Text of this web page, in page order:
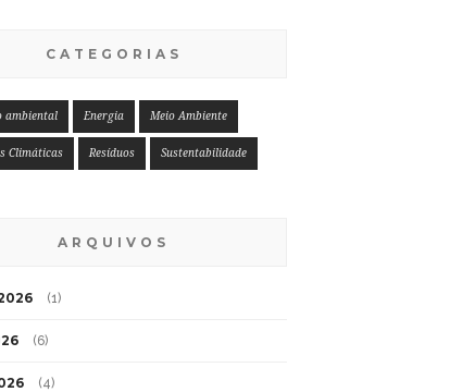
CATEGORIAS
ambiental Energia Meio Ambiente
Climáticas Resíduos Sustentabilidade
ARQUIVOS
(1)
(6)
(4)